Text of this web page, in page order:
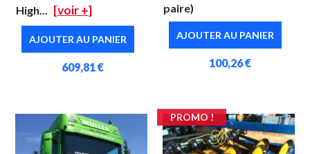
High...
[voir +]
AJOUTER AU PANIER
609,81 €
paire)
AJOUTER AU PANIER
100,26 €
PROMO !